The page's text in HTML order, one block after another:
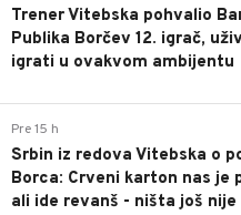
Trener Vitebska pohvalio
Publika Borčev 12. igrač,
igrati u ovakvom ambijentu
Pre 15 h
Srbin iz redova Vitebska o
Borca: Crveni karton nas je
ali ide revanš - ništa još